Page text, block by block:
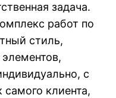
задача.
работ по
стиль,
с
самого клиента,